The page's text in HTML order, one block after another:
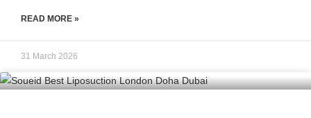
READ MORE »
31 March 2026